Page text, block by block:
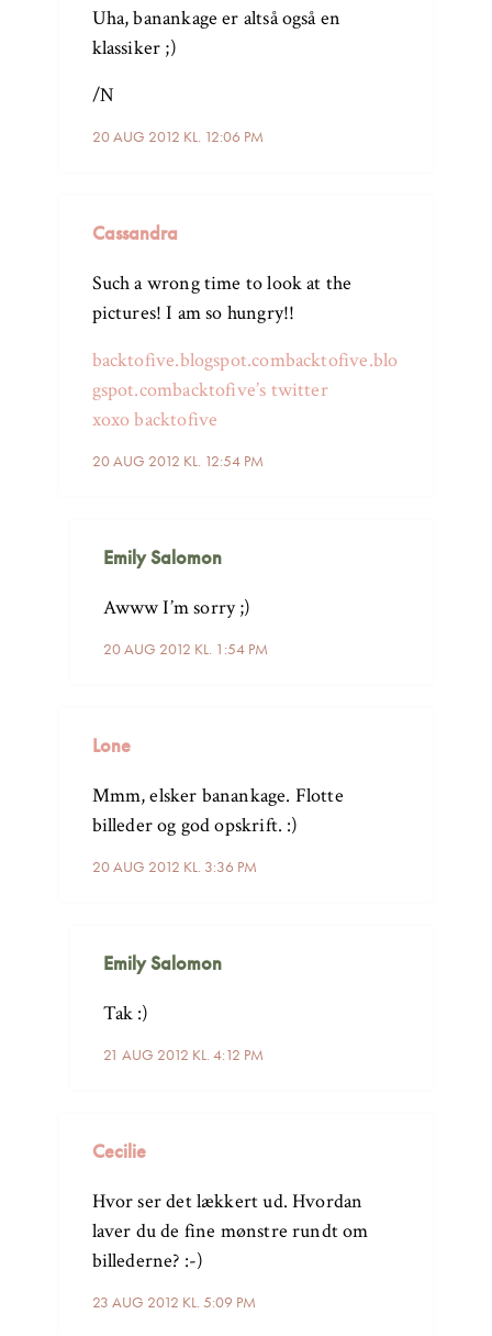
20 AUG 2012 KL. 12:06 PM
Uha, banankage er altså også en
klassiker ;)
/N
Cassandra
20 AUG 2012 KL. 12:54 PM
Such a wrong time to look at the
pictures! I am so hungry!!
backtofive.blogspot.combacktofive.blo
gspot.combacktofive’s twitter
xoxo backtofive
Emily Salomon
20 AUG 2012 KL. 1:54 PM
Awww I’m sorry ;)
Lone
20 AUG 2012 KL. 3:36 PM
Mmm, elsker banankage. Flotte
billeder og god opskrift. :)
Emily Salomon
21 AUG 2012 KL. 4:12 PM
Tak :)
Cecilie
23 AUG 2012 KL. 5:09 PM
Hvor ser det lækkert ud. Hvordan
laver du de fine mønstre rundt om
billederne? :-)